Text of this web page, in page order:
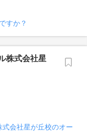
すか？
株式会社星
会社星が丘校のオー